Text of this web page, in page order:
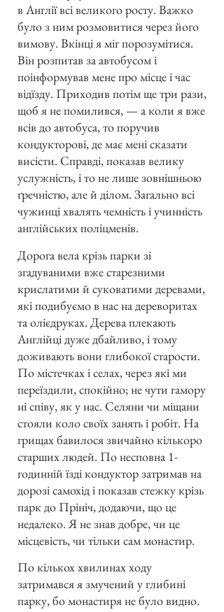
в Англії всі великого росту. Важко
було з ним розмовитися через його
вимову. Вкінці я міг порозумітися.
Він розпитав за автобусом і
поінформував мене про місце і час
відїзду. Приходив потім ще три рази,
щоб я не помилився, — а коли я вже
всів до автобуса, то поручив
кондукторові, де має мені сказати
висісти. Справді, показав велику
услужність, і то не лише зовнішньою
ґречністю, але й ділом. Загально всі
чужинці хвалять чемність і учинність
англійських поліцменів.
Дорога вела крізь парки зі
згадуваними вже старезними
крислатими й суковатими деревами,
які подибуємо в нас на дереворитах
та олієдруках. Дерева плекають
Англійці дуже дбайливо, і тому
доживають вони глибокої старости.
По містечках і селах, через які ми
переїздили, спокійно; не чути гамору
ні співу, як у нас. Селяни чи міщани
стояли коло своїх занять і робіт. На
грищах бавилося звичайно кількоро
старших людей. По несповна 1-
годинній їзді кондуктор затримав на
дорозі самохід і показав стежку крізь
парк до Прініч, додаючи, що це
недалеко. Я не знав добре, чи це
місцевість, чи тільки сам монастир.
По кількох хвилинах ходу
затримався я змучений у глибині
парку, бо монастиря не було видно.